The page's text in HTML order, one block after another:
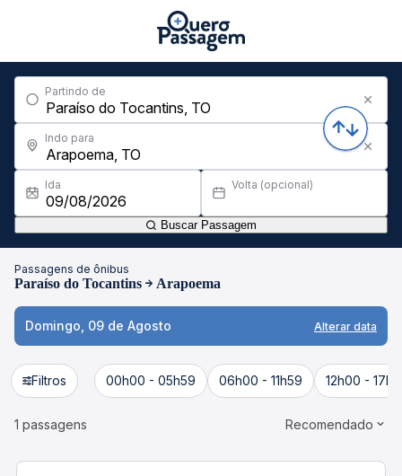
Partindo de
Indo para
Ida Volta (opcional)
Buscar Passagem
Passagens de ônibus
Paraíso do Tocantins Arapoema
Domingo, 09 de Agosto Alterar data
Filtros 00h00 - 05h59 06h00 - 11h59 12h00 -
1 passagens Recomendado